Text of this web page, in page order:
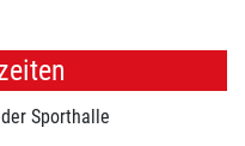
Sporthalle